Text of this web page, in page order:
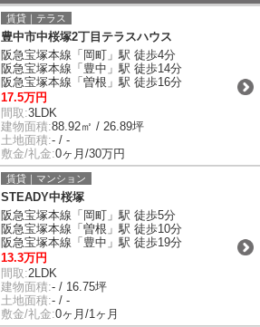
賃貸｜テラス
豊中市中桜塚2丁目テラスハウス
阪急宝塚本線「岡町」駅 徒歩4分
阪急宝塚本線「豊中」駅 徒歩14分
阪急宝塚本線「曽根」駅 徒歩16分
17.5万円
間取:3LDK
建物面積:88.92㎡ / 26.89坪
土地面積:- / -
敷金/礼金:0ヶ月/30万円
賃貸｜マンション
STEADY中桜塚
阪急宝塚本線「岡町」駅 徒歩5分
阪急宝塚本線「曽根」駅 徒歩10分
阪急宝塚本線「豊中」駅 徒歩19分
13.3万円
間取:2LDK
建物面積:- / 16.75坪
土地面積:- / -
敷金/礼金:0ヶ月/1ヶ月